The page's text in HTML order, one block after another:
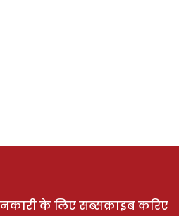
के लिए सब्सक्राइब करिए